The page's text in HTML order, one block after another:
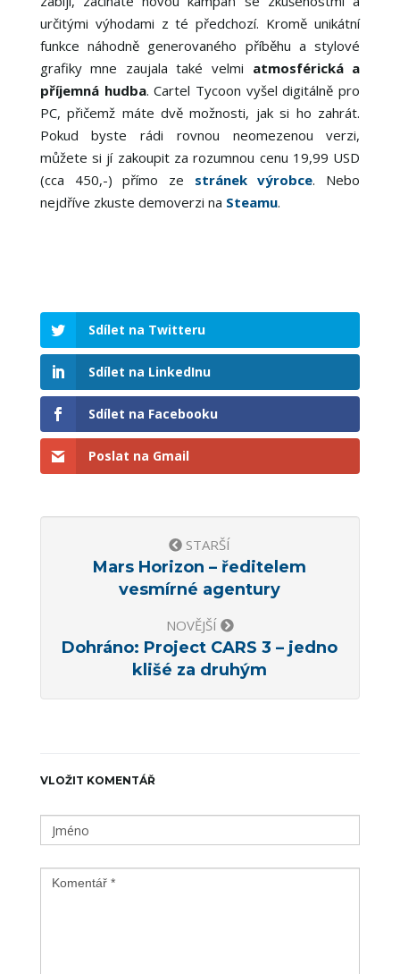
určitými výhodami z té předchozí. Kromě unikátní
funkce náhodně generovaného příběhu a stylové
grafiky mne zaujala také velmi atmosférická a
příjemná hudba. Cartel Tycoon vyšel digitálně pro
PC, přičemž máte dvě možnosti, jak si ho zahrát.
Pokud byste rádi rovnou neomezenou verzi,
můžete si jí zakoupit za rozumnou cenu 19,99 USD
(cca 450,-) přímo ze stránek výrobce. Nebo
nejdříve zkuste demoverzi na Steamu.
Sdílet na Twitteru
Sdílet na LinkedInu
Sdílet na Facebooku
Poslat na Gmail
STARŠÍ
Mars Horizon – ředitelem
vesmírné agentury
NOVĚJŠÍ
Dohráno: Project CARS 3 – jedno
klišé za druhým
VLOŽIT KOMENTÁŘ